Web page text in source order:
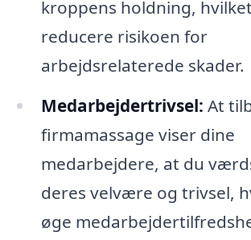
kroppens holdning,
reducere risikoen for
arbejdsrelaterede skader.
Medarbejdertrivsel: At
firmamassage viser dine
medarbejdere, at du
deres velvære og trivsel,
øge